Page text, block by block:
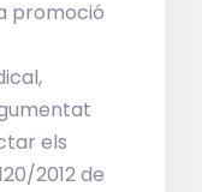
promoció
els
2012 de